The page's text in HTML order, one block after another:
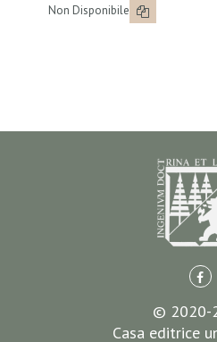
Non Disponibile
© 2020-
Casa editrice